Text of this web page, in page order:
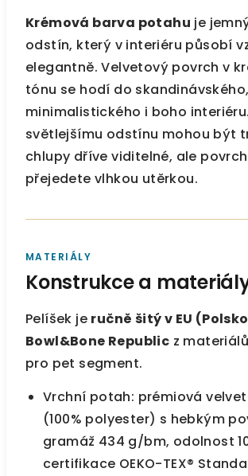
Krémová barva potahu je
odstín, který v interiéru působí
elegantně. Velvetový povrch v
tónu se hodí do skandinávského,
minimalistického i boho
světlejšímu odstínu mohou být
chlupy dříve viditelné, ale
přejedete vlhkou utěrkou.
MATERIÁLY
Konstrukce a
Pelíšek je ručně šitý v EU
Bowl&Bone Republic z
pro pet segment.
Vrchní potah: prémiová
(100% polyester) s hebkým
gramáž 434 g/bm, odolnost
certifikace OEKO-TEX®